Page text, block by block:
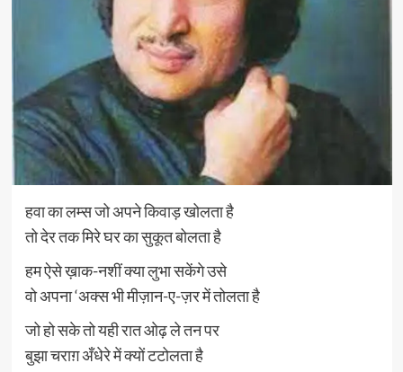
हवा का लम्स जो अपने किवाड़ खोलता है
तो देर तक मिरे घर का सुकूत बोलता है
हम ऐसे ख़ाक-नशीं क्या लुभा सकेंगे उसे
वो अपना ‘अक्स भी मीज़ान-ए-ज़र में तोलता है
जो हो सके तो यही रात ओढ़ ले तन पर
बुझा चराग़ अँधेरे में क्यों टटोलता है